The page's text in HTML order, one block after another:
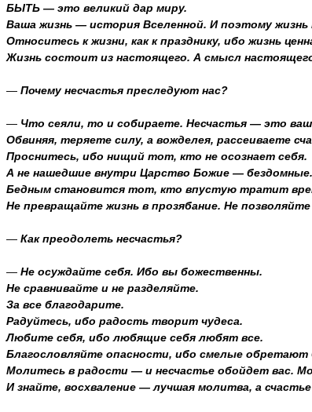
БЫТЬ — это великий дар миру.
Ваша жизнь — история Вселенной. И поэтому жизнь
Относитесь к жизни, как к празднику, ибо жизнь
Жизнь состоит из настоящего. А смысл
— Почему несчастья преследуют нас?
— Что сеяли, то и собираете. Несчастья — это
Обвиняя, теряете силу, а вожделея, рассеиваете
Проснитесь, ибо нищий тот, кто не осознает себя.
А не нашедшие внутри Царство Божие — бездомные.
Бедным становится тот, кто впустую тратит
Не превращайте жизнь в прозябание. Не
— Как преодолеть несчастья?
— Не осуждайте себя. Ибо вы божественны.
Не сравнивайте и не разделяйте.
За все благодарите.
Радуйтесь, ибо радость творит чудеса.
Любите себя, ибо любящие себя любят все.
Благословляйте опасности, ибо смелые обретают
Молитесь в радости — и несчастье обойдет вас.
И знайте, восхваление — лучшая молитва, а